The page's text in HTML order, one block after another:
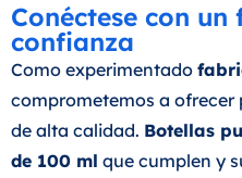
Conéctese con
confianza
Como experimentado
comprometemos a ofrecer
de alta calidad. Botellas
de 100 ml que cumplen y